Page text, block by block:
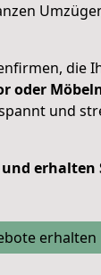
die
oder
und
erhalten
erhalten